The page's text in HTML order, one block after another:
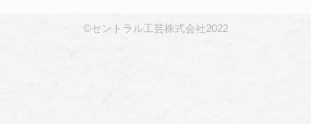
©セントラル工芸株式会社2022